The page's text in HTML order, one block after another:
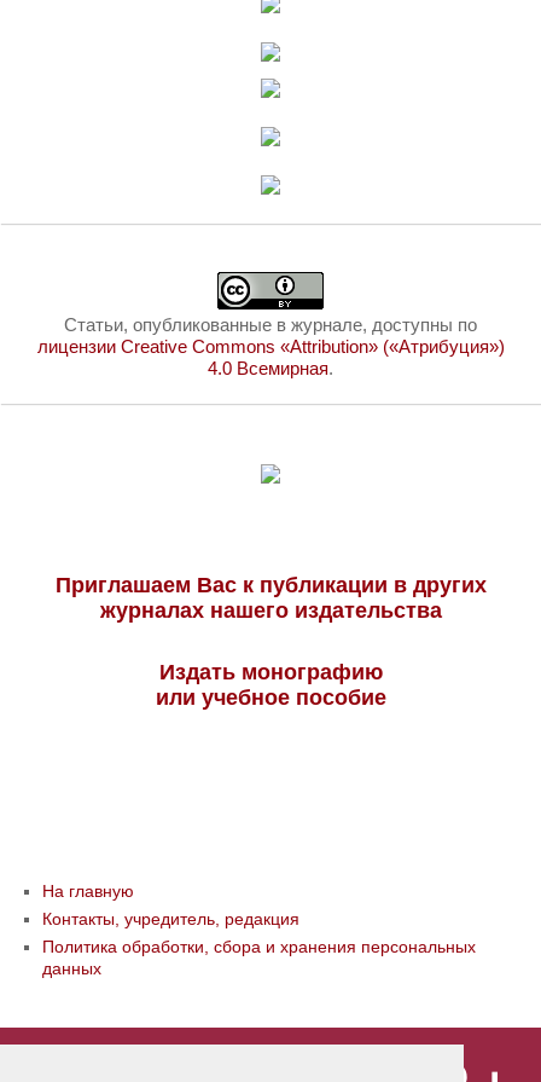
Статьи, опубликованные в журнале, доступны по
лицензии Creative Commons «Attribution» («Атрибуция»)
4.0 Всемирная.
Приглашаем Вас к публикации в других
журналах нашего издательства
Издать монографию
или учебное пособие
На главную
Контакты, учредитель, редакция
Политика обработки, сбора и хранения персональных
данных